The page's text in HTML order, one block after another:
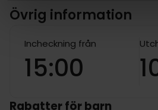
Övrig information
Incheckning från
15:00
Rabatter för barn